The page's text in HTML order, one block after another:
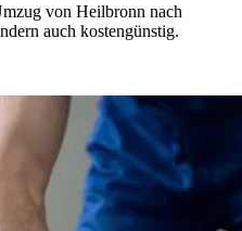
von Heilbronn nach
auch kostengünstig.